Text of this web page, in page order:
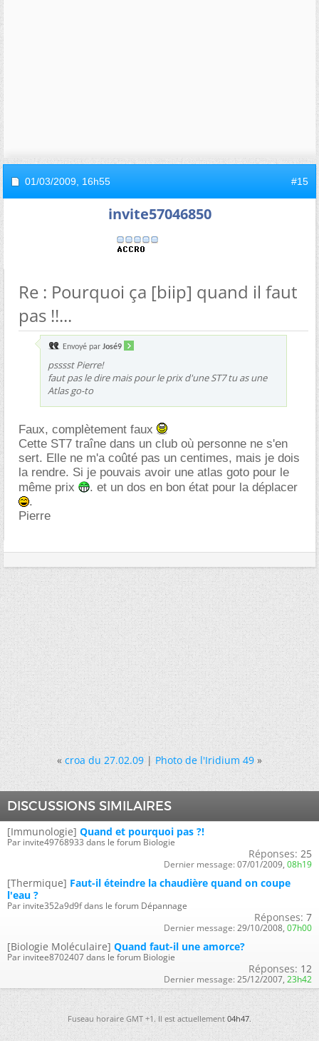
01/03/2009, 16h55 #15
invite57046850
Re : Pourquoi ça [biip] quand il faut
pas !!...
Envoyé par José9
psssst Pierre!
faut pas le dire mais pour le prix d'une ST7 tu as une
Atlas go-to
Faux, complètement faux
Cette ST7 traîne dans un club où personne ne s'en
sert. Elle ne m'a coûté pas un centimes, mais je dois
la rendre. Si je pouvais avoir une atlas goto pour le
même prix
. et un dos en bon état pour la déplacer
.
Pierre
« croa du 27.02.09|Photo de l'Iridium 49 »
DISCUSSIONS SIMILAIRES
[Immunologie] Quand et pourquoi pas ?!
Par invite49768933 dans le forum Biologie
Réponses: 25
Dernier message: 07/01/2009, 08h19
[Thermique] Faut-il éteindre la chaudière quand on coupe
l'eau ?
Par invite352a9d9f dans le forum Dépannage
Réponses: 7
Dernier message: 29/10/2008, 07h00
[Biologie Moléculaire] Quand faut-il une amorce?
Par invitee8702407 dans le forum Biologie
Réponses: 12
Dernier message: 25/12/2007, 23h42
Fuseau horaire GMT +1. Il est actuellement04h47.